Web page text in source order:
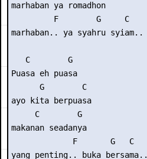
marhaban ya romadhon
         F        G     C
marhaban.. ya syahru syiam..
   C        G
Puasa eh puasa
      G        C
ayo kita berpuasa
     C        G
makanan seadanya
             F       G   C
yang penting.. buka bersama..